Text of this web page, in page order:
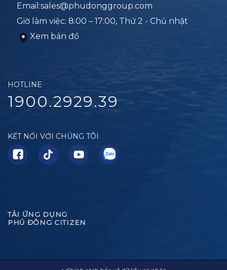
Email:sales@phudonggroup.com
Giờ làm việc: 8:00 – 17:00, Thứ 2 - Chủ nhật
Xem bản đồ
HOTLINE
1900.2929.39
KẾT NỐI VỚI CHÚNG TÔI
TẢI ỨNG DỤNG
PHÚ ĐÔNG CITIZEN